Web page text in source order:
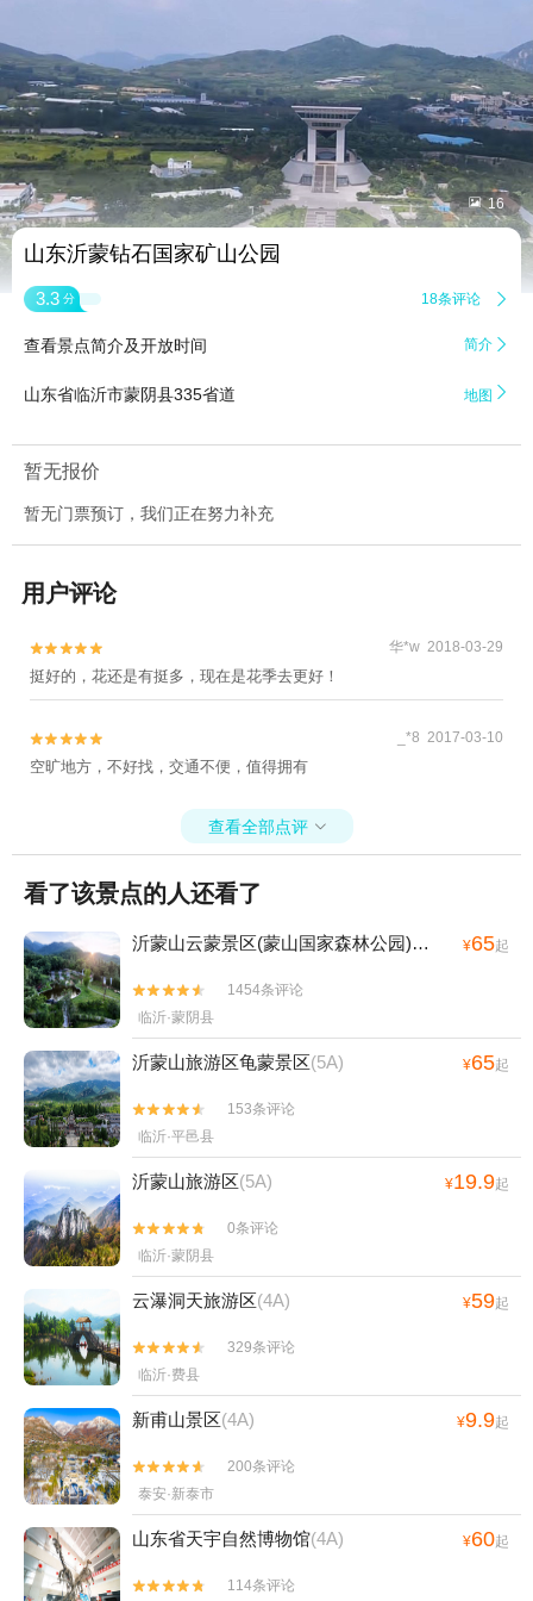
 16
山东沂蒙钻石国家矿山公园
3.3 分 18条评论 
查看景点简介及开放时间 简介 
山东省临沂市蒙阴县335省道 地图 
暂无报价
暂无门票预订，我们正在努力补充
用户评论

 华*w 2018-03-29
挺好的，花还是有挺多，现在是花季去更好！

 _*8 2017-03-10
空旷地方，不好找，交通不便，值得拥有
查看全部点评 
看了该景点的人还看了
沂蒙山云蒙景区(蒙山国家森林公园)
(5A) ¥65起


1454条评论
临沂·蒙阴县
沂蒙山旅游区龟蒙景区(5A) ¥65起


153条评论
临沂·平邑县
沂蒙山旅游区(5A) ¥19.9起


0条评论
临沂·蒙阴县
云瀑洞天旅游区(4A) ¥59起


329条评论
临沂·费县
新甫山景区(4A) ¥9.9起


200条评论
泰安·新泰市
山东省天宇自然博物馆(4A) ¥60起

 114条评论